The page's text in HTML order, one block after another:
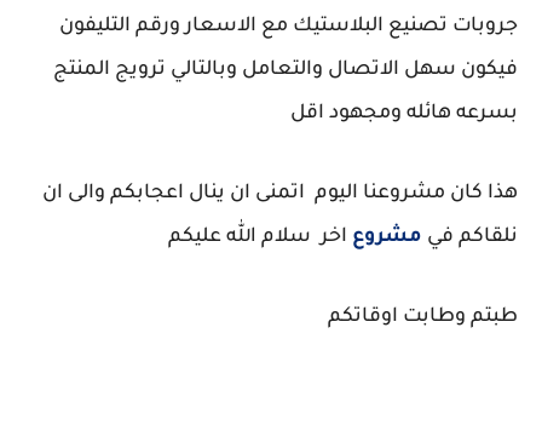
جروبات تصنيع البلاستيك مع الاسعار ورقم التليفون
فيكون سهل الاتصال والتعامل وبالتالي ترويج المنتج
بسرعه هائله ومجهود اقل
هذا كان مشروعنا اليوم اتمنى ان ينال اعجابكم والى ان
نلقاكم في مشروع اخر سلام الله عليكم
طبتم وطابت اوقاتكم